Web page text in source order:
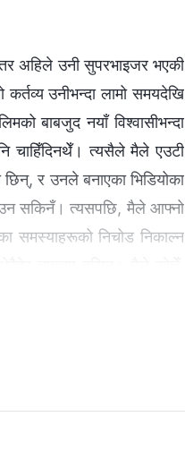
अहिले उनी सुपरभाइजर भएकी
उनीभन्दा लामो समयदेखि
बाबजुद नयाँ विश्‍वासीभन्दा
चाहिँदिनथेँ। त्यसैले मैले एउटी
र उनले बनाएका भिडियोका
सकिनँ। त्यसपछि, मैले आफ्नो
समस्याहरूको निचोड निकाल्न
व्यवस्थित गर्न सक्दिनौ।”
ममा सुपरभाइजर बन्ने क्षमता
वाङ लुले मेरो स्थितिको बारेमा
उनलाई अप्ठ्यारोमा पारेँ।